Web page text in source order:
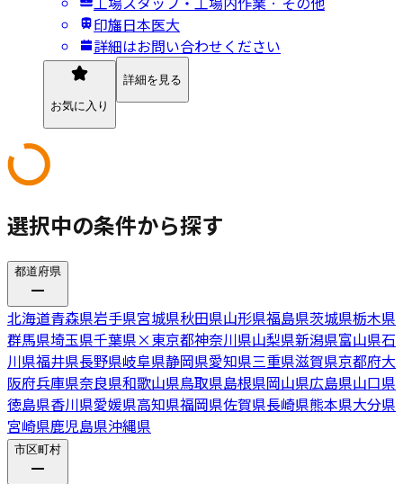
印旛日本医大
詳細はお問い合わせください
お気に入り
詳細を見る
選択中の条件から探す
都道府県
北海道青森県岩手県宮城県秋田県山形県福島県茨城県栃木県
群馬県埼玉県千葉県×東京都神奈川県山梨県新潟県富山県石
川県福井県長野県岐阜県静岡県愛知県三重県滋賀県京都府大
阪府兵庫県奈良県和歌山県鳥取県島根県岡山県広島県山口県
徳島県香川県愛媛県高知県福岡県佐賀県長崎県熊本県大分県
宮崎県鹿児島県沖縄県
市区町村